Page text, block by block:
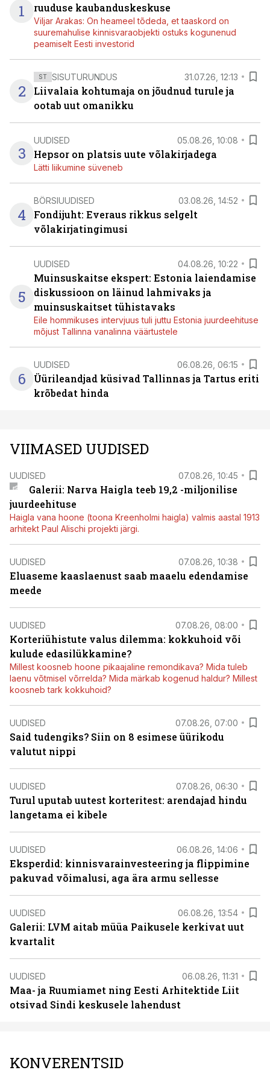
1
ruuduse kaubanduskeskuse
Viljar Arakas: On heameel tõdeda, et taaskord on
suuremahulise kinnisvaraobjekti ostuks kogunenud
peamiselt Eesti investorid
2
ST SISUTURUNDUS 31.07.26, 12:13
Liivalaia kohtumaja on jõudnud turule ja
ootab uut omanikku
3
UUDISED 05.08.26, 10:08
Hepsor on platsis uute võlakirjadega
Lätti liikumine süveneb
4
BÖRSIUUDISED 03.08.26, 14:52
Fondijuht: Everaus rikkus selgelt
võlakirjatingimusi
5
UUDISED 04.08.26, 10:22
Muinsuskaitse ekspert: Estonia laiendamise
diskussioon on läinud lahmivaks ja
muinsuskaitset tühistavaks
Eile hommikuses intervjuus tuli juttu Estonia juurdeehituse
mõjust Tallinna vanalinna väärtustele
6
UUDISED 06.08.26, 06:15
Üürileandjad küsivad Tallinnas ja Tartus eriti
krõbedat hinda
VIIMASED UUDISED
UUDISED 07.08.26, 10:45
Galerii: Narva Haigla teeb 19,2 -miljonilise
juurdeehituse
Haigla vana hoone (toona Kreenholmi haigla) valmis aastal 1913
arhitekt Paul Alischi projekti järgi.
UUDISED 07.08.26, 10:38
Eluaseme kaaslaenust saab maaelu edendamise
meede
UUDISED 07.08.26, 08:00
Korteriühistute valus dilemma: kokkuhoid või
kulude edasilükkamine?
Millest koosneb hoone pikaajaline remondikava? Mida tuleb
laenu võtmisel võrrelda? Mida märkab kogenud haldur? Millest
koosneb tark kokkuhoid?
UUDISED 07.08.26, 07:00
Said tudengiks? Siin on 8 esimese üürikodu
valutut nippi
UUDISED 07.08.26, 06:30
Turul uputab uutest korteritest: arendajad hindu
langetama ei kibele
UUDISED 06.08.26, 14:06
Eksperdid: kinnisvarainvesteering ja flippimine
pakuvad võimalusi, aga ära armu sellesse
UUDISED 06.08.26, 13:54
Galerii: LVM aitab müüa Paikusele kerkivat uut
kvartalit
UUDISED 06.08.26, 11:31
Maa- ja Ruumiamet ning Eesti Arhitektide Liit
otsivad Sindi keskusele lahendust
KONVERENTSID